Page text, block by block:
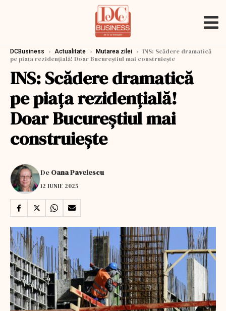
DCBusiness › Actualitate › Mutarea zilei › INS: Scădere dramatică
pe piața rezidențială! Doar Bucureștiul mai construiește
INS: Scădere dramatică
pe piața rezidențială!
Doar Bucureștiul mai
construiește
De Oana Pavelescu
12 IUNIE 2025